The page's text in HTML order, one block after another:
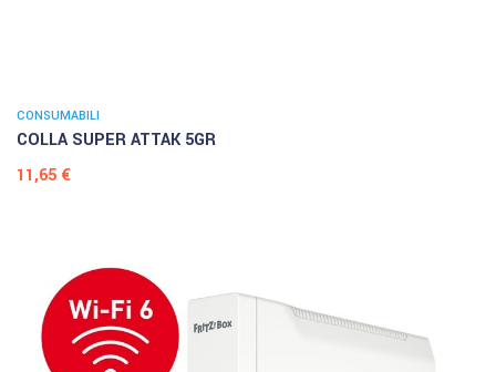
CONSUMABILI
COLLA SUPER ATTAK 5GR
Prezzo
11,65 €